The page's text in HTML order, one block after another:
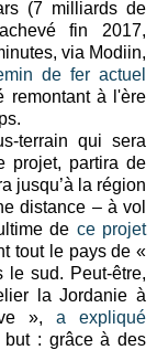
(7 milliards de
fin 2017,
via Modiin,
de fer actuel
remontant à l'ère
terrain qui sera
projet, partira de
jusqu’à la région
distance – à vol
de ce projet
tout le pays de «
le sud. Peut-être,
la Jordanie à
»,a expliqué
: grâce à des